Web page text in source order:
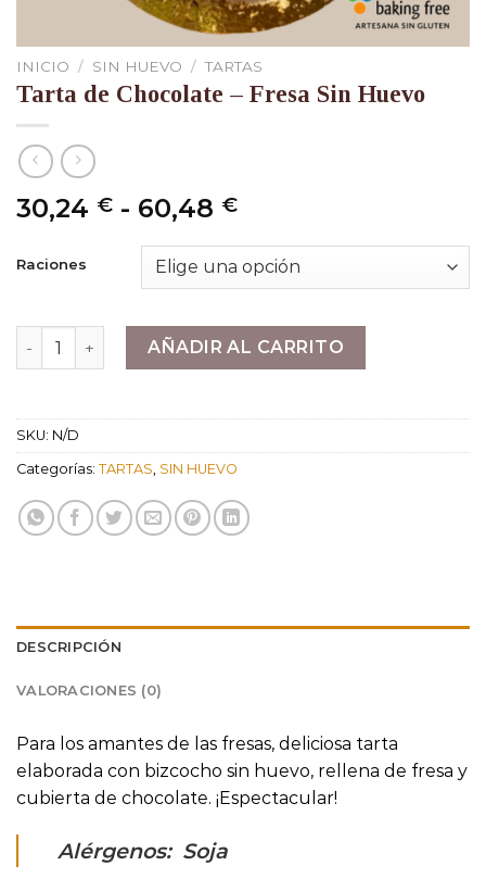
INICIO / SIN HUEVO / TARTAS
Tarta de Chocolate – Fresa Sin Huevo
30,24 € - 60,48 €Rango
precios:
desde
hasta
60,48 €
Raciones
Tarta de Chocolate - Fresa Sin Huevo cantidad
AÑADIR AL CARRITO
SKU: N/D
Categorías: TARTAS, SIN HUEVO
DESCRIPCIÓN
VALORACIONES (0)
Para los amantes de las fresas, deliciosa tarta
elaborada con bizcocho sin huevo, rellena de fresa y
cubierta de chocolate. ¡Espectacular!
Alérgenos: Soja